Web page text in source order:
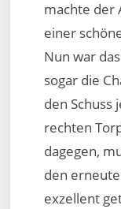
machte der
einer
Nun war
sogar die
den Schuss
rechten
dagegen,
den
exzellent